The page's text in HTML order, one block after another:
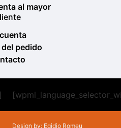
al mayor
pedido
Design by: Egidio Romeu